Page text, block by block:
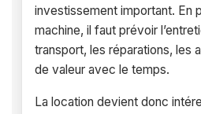
investissement important. En
machine, il faut prévoir
transport, les réparations, les
de valeur avec le temps.
La location devient donc